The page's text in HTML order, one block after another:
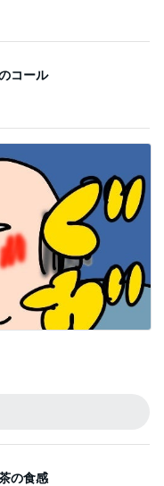
コール
の食感